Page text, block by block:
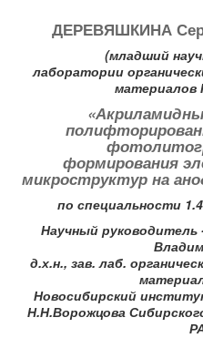
ДЕРЕВЯШКИНА
(младший
лаборатории
формирования
микроструктур на
по специальности
Научный
д.х.н., зав. лаб.
Новосибирский
Н.Н.Ворожцова